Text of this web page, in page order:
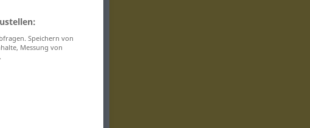
Speichern von
Messung von